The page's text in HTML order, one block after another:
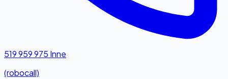
519 959 975 Inne
(robocall)